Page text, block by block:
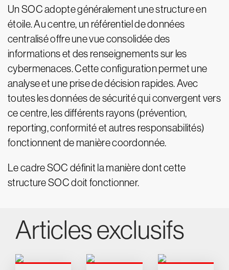
Un SOC adopte généralement une structure en
étoile. Au centre, un référentiel de données
centralisé offre une vue consolidée des
informations et des renseignements sur les
cybermenaces. Cette configuration permet une
analyse et une prise de décision rapides. Avec
toutes les données de sécurité qui convergent vers
ce centre, les différents rayons (prévention,
reporting, conformité et autres responsabilités)
fonctionnent de manière coordonnée.
Le cadre SOC définit la manière dont cette
structure SOC doit fonctionner.
Articles exclusifs